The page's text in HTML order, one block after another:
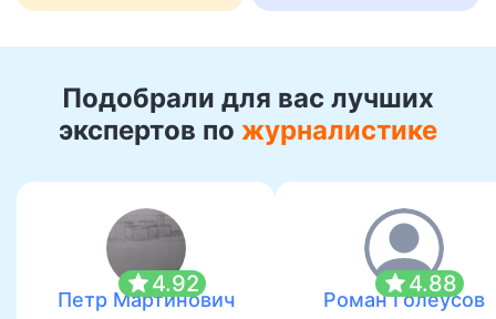
Подобрали для вас лучших
экспертов по журналистике
star4.92
Петр Мартинович
star4.88
Роман Голеусов